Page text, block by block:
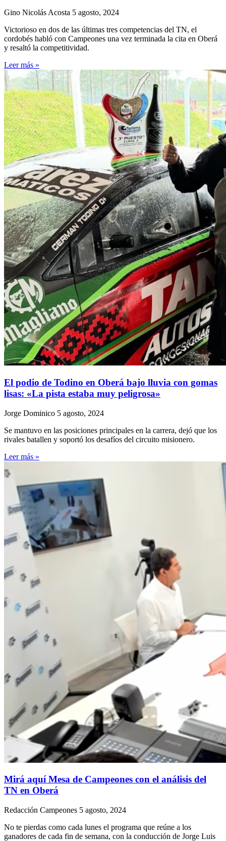
Gino Nicolás Acosta 5 agosto, 2024
Victorioso en dos de las últimas tres competencias del TN, el
cordobés habló con Campeones una vez terminada la cita en Oberá
y resaltó la competitividad.
Leer más »
El podio de Todino en Oberá bajo lluvia con gomas
lisas: «La pista estaba muy peligrosa»
Jorge Dominico 5 agosto, 2024
Se mantuvo en las posiciones principales en la carrera, dejó que los
rivales batallen y soportó los desafíos del circuito misionero.
Leer más »
Mirá aquí Mesa de Campeones con el análisis del
TN en Oberá
Redacción Campeones 5 agosto, 2024
No te pierdas como cada lunes el programa que reúne a los
ganadores de cada fin de semana, con la conducción de Jorge Luis